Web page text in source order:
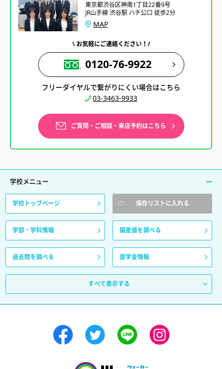
東京都渋谷区神南1丁目22番9号
JR山手線 渋谷駅 ハチ公口 徒歩2分
MAP
\ お気軽にご連絡ください！/
0120-76-9922
フリーダイヤルで繋がりにくい場合はこちら
03-3463-9933
ご質問・ご相談・来店予約はこちら
学校メニュー
学校トップページ 保存リストに入れる
学部・学科情報 偏差値を調べる
過去問を調べる 奨学金情報
すべて表示する